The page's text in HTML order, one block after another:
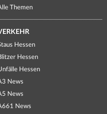
Themen
Hessen
Hessen
Hessen
News
News
News